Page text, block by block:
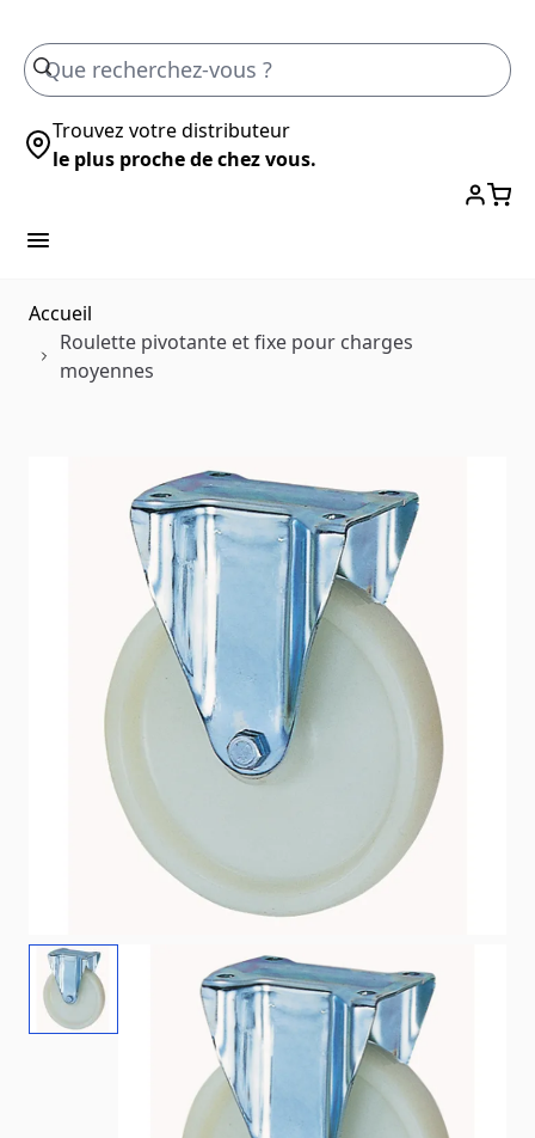
Trouvez votre distributeur
le plus proche de chez vous.
Accueil
Roulette pivotante et fixe pour charges
moyennes